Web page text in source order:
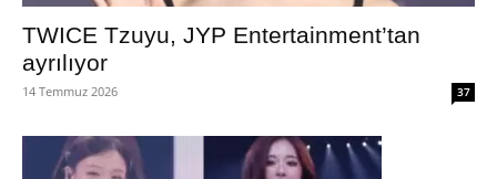
TWICE Tzuyu, JYP Entertainment’tan
ayrılıyor
14 Temmuz 2026 37